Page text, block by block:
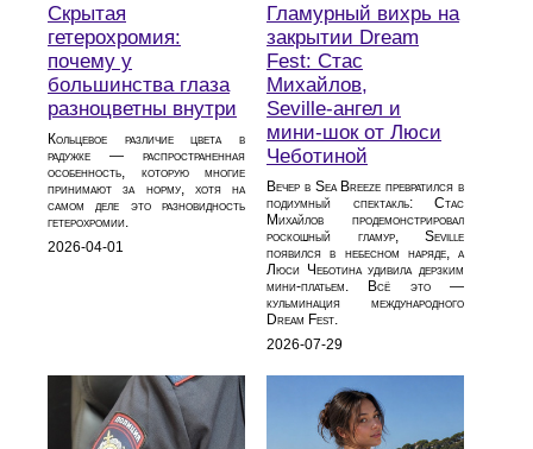
Скрытая
гетерохромия:
почему у
большинства глаза
разноцветны внутри
Кольцевое различие цвета в
радужке — распространенная
особенность, которую многие
принимают за норму, хотя на
самом деле это разновидность
гетерохромии.
2026-04-01
Гламурный вихрь на
закрытии Dream
Fest: Стас
Михайлов,
Seville‑ангел и
мини‑шок от Люси
Чеботиной
Вечер в Sea Breeze превратился в
подиумный спектакль: Стас
Михайлов продемонстрировал
роскошный гламур, Seville
появился в небесном наряде, а
Люси Чеботина удивила дерзким
мини‑платьем. Всё это —
кульминация международного
Dream Fest.
2026-07-29